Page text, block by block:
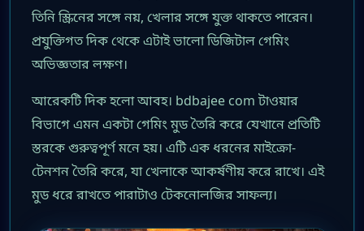
তিনি স্ক্রিনের সঙ্গে নয়, খেলার সঙ্গে যুক্ত থাকতে পারেন।
প্রযুক্তিগত দিক থেকে এটাই ভালো ডিজিটাল গেমিং
অভিজ্ঞতার লক্ষণ।
আরেকটি দিক হলো আবহ। bdbajee com টাওয়ার
বিভাগে এমন একটা গেমিং মুড তৈরি করে যেখানে প্রতিটি
স্তরকে গুরুত্বপূর্ণ মনে হয়। এটি এক ধরনের মাইক্রো-
টেনশন তৈরি করে, যা খেলাকে আকর্ষণীয় করে রাখে। এই
মুড ধরে রাখতে পারাটাও টেকনোলজির সাফল্য।